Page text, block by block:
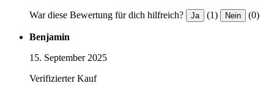
War diese Bewertung für dich hilfreich? Ja (1) Nein (0)
Benjamin
15. September 2025
Verifizierter Kauf